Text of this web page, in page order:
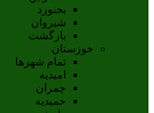
بجنورد
شيروان
بازگشت
خوزستان
تمام شهر‌ها
امیدیه
چمران
حمیدیه